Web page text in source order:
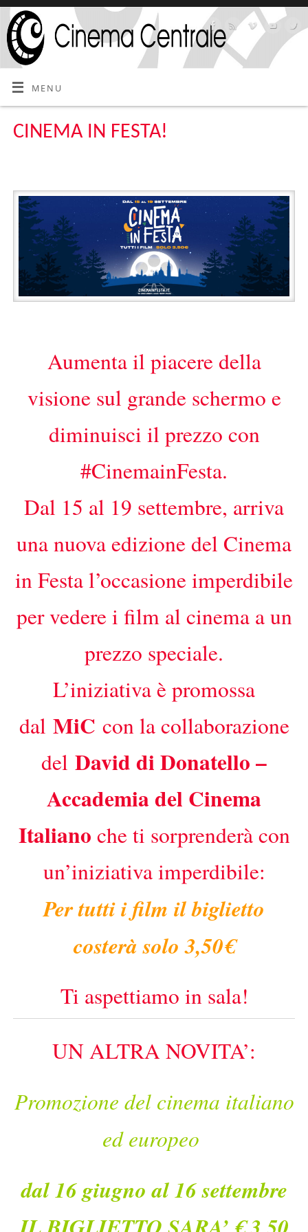
MENU
CINEMA IN FESTA!
Aumenta il piacere della
visione sul grande schermo e
diminuisci il prezzo con
#CinemainFesta.
Dal 15 al 19 settembre, arriva
una nuova edizione del Cinema
in Festa l’occasione imperdibile
per vedere i film al cinema a un
prezzo speciale.
L’iniziativa è promossa
dal MiC con la collaborazione
del David di Donatello –
Accademia del Cinema
Italiano che ti sorprenderà con
un’iniziativa imperdibile:
Per tutti i film il biglietto
costerà solo 3,50€
Ti aspettiamo in sala!
UN ALTRA NOVITA’:
Promozione del cinema italiano
ed europeo
dal 16 giugno al 16 settembre